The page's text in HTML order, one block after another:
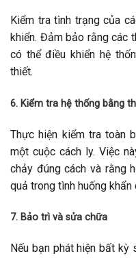
Kiểm tra tình trạng của
khiển. Đảm bảo rằng các
có thể điều khiển hệ
thiết.
6. Kiểm tra hệ thống bằng
Thực hiện kiểm tra toàn
một cuộc cách ly. Việc
chảy đúng cách và rằng
quả trong tình huống khẩn
7. Bảo trì và sửa chữa
Nếu bạn phát hiện bất